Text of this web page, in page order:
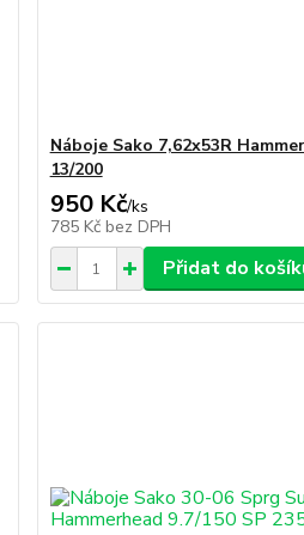
Náboje Sako 7,62x53R
13/200
950 Kč/ks
785 Kč bez DPH
Přidat do